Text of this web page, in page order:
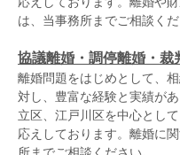
は、当事務所までご相談くだ
協議離婚・調停離婚・裁
離婚問題をはじめとして、
対し、豊富な経験と実績があ
立区、江戸川区を中心とし
応えしております。離婚に